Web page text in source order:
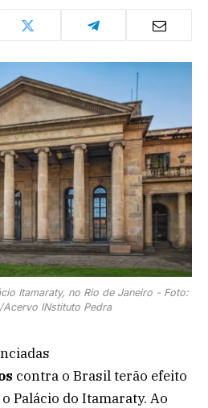
Itamaraty, no Rio de Janeiro - Foto:
Acervo INstituto Pedra
contra o Brasil terão efeito
Palácio do Itamaraty. Ao